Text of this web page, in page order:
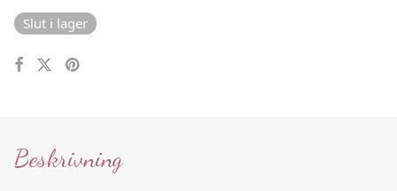
Slut i lager
Beskrivning